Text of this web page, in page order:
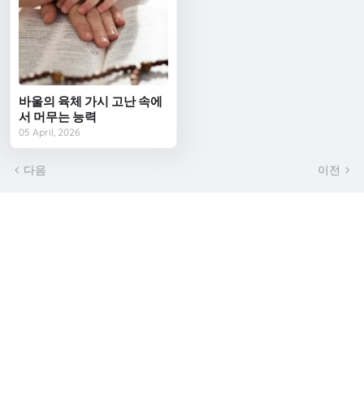
바울의 육체 가시 고난 속에
서 머무는 능력
05 April, 2026
다음 이전